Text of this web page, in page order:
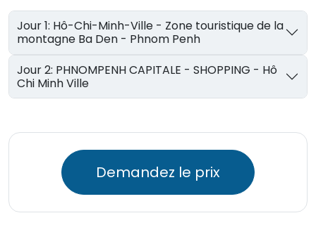
Jour 1: Hô-Chi-Minh-Ville - Zone touristique de la
montagne Ba Den - Phnom Penh
Jour 2: PHNOMPENH CAPITALE - SHOPPING - Hô
Chi Minh Ville
Demandez le prix